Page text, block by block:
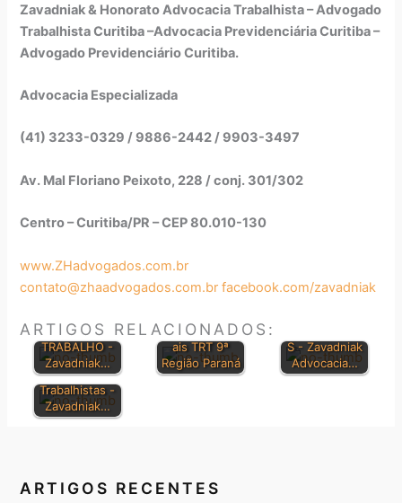
Zavadniak & Honorato Advocacia Trabalhista – Advogado
Trabalhista Curitiba –Advocacia Previdenciária Curitiba –
Advogado Previdenciário Curitiba.
Advocacia Especializada
(41) 3233-0329 / 9886-2442 / 9903-3497
Av. Mal Floriano Peixoto, 228 / conj. 301/302
Centro – Curitiba/PR – CEP 80.010-130
www.ZHadvogados.com.br
contato@zhaadvogados.com.br facebook.com/zavadniak
ARTIGOS RELACIONADOS:
CONSOLIDAÇ
DO
TRABALHO -
Zavadniak…
Jurisprudenci
ais TRT 9ª
Região Paraná
PRINCIPAIS
S - Zavadniak
Advocacia…
Dúvidas sobre
Direitos
Trabalhistas -
Zavadniak…
ARTIGOS RECENTES